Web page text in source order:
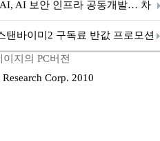
AI 보안 인프라 공동개발… 차
탠바이미2 구독료 반값 프로모션
이지의 PC버전
Corp. 2010